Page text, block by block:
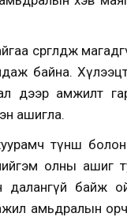
сөргөлдөж
байна.
амжилт
ашигла.
түнш
олны ашиг
далангүй байж
амьдралын